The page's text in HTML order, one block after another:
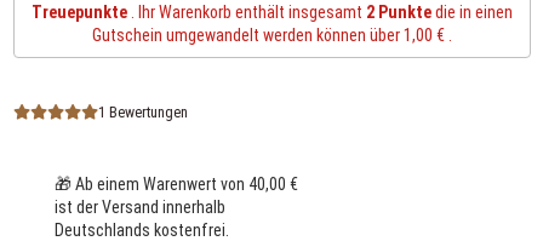
Treuepunkte. Ihr Warenkorb enthält insgesamt 2Punktedie in einen
Gutschein umgewandelt werden können über1,00 €.
1 Bewertungen
🎁 Ab einem Warenwert von 40,00 €
ist der Versand innerhalb
Deutschlands kostenfrei.